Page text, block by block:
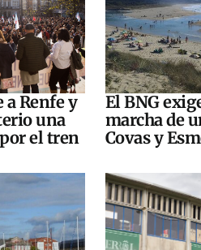
Renfe y
una
el tren
El BNG
marcha de
Covas y